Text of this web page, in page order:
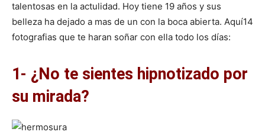
talentosas en la actulidad. Hoy tiene 19 años y sus
belleza ha dejado a mas de un con la boca abierta. Aquí14
fotografias que te haran soñar con ella todo los días:
1- ¿No te sientes hipnotizado por
su mirada?